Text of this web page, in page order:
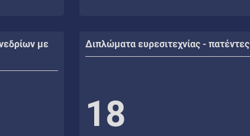
με
Διπλώματα ευρεσιτεχνίας - πατέντες
18